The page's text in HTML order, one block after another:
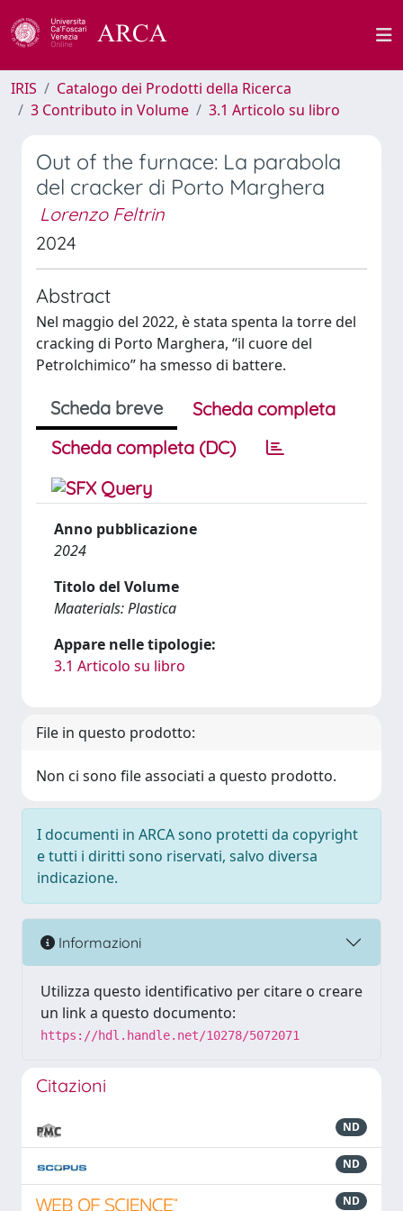
IRIS
Catalogo dei Prodotti della Ricerca
3 Contributo in Volume
3.1 Articolo su libro
Out of the furnace: La parabola
del cracker di Porto Marghera
Lorenzo Feltrin
2024
Abstract
Nel maggio del 2022, è stata spenta la torre del
cracking di Porto Marghera, “il cuore del
Petrolchimico” ha smesso di battere.
Scheda breve
Scheda completa
Scheda completa (DC)
Anno pubblicazione
2024
Titolo del Volume
Maaterials: Plastica
Appare nelle tipologie:
3.1 Articolo su libro
File in questo prodotto:
Non ci sono file associati a questo prodotto.
I documenti in ARCA sono protetti da copyright
e tutti i diritti sono riservati, salvo diversa
indicazione.
Informazioni
Utilizza questo identificativo per citare o creare
un link a questo documento:
https://hdl.handle.net/10278/5072071
Citazioni
ND
ND
ND